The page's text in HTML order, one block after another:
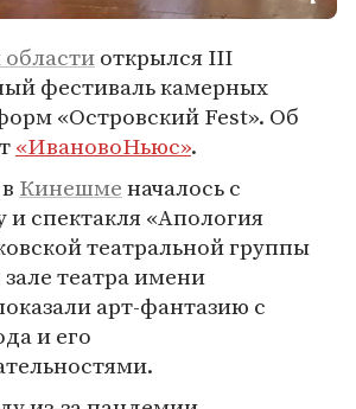
открылся III
фестиваль камерных
«Островский Fest». Об
«ИвановоНьюс».
Кинешменачалось с
и спектакля «Апология
театральной группы
театра имени
арт-фантазию с
и его